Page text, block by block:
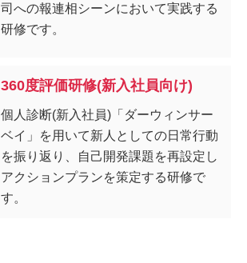
司への報連相シーンにおいて実践する
研修です。
360度評価研修(新入社員向け)
個人診断(新入社員)「ダーウィンサー
ベイ」を用いて新人としての日常行動
を振り返り、自己開発課題を再設定し
アクションプランを策定する研修で
す。